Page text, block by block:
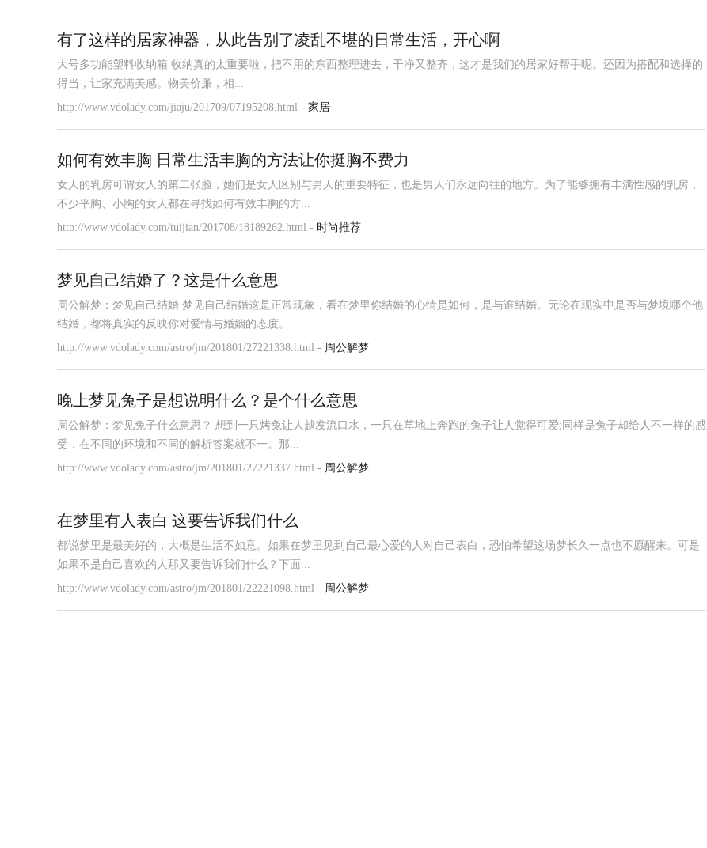
有了这样的居家神器，从此告别了凌乱不堪的日常生活，开心啊
大号多功能塑料收纳箱 收纳真的太重要啦，把不用的东西整理进去，干净又整齐，这才是我们的居家好帮手呢。还因为搭配和选择的
得当，让家充满美感。物美价廉，相...
http://www.vdolady.com/jiaju/201709/07195208.html - 家居
如何有效丰胸 日常生活丰胸的方法让你挺胸不费力
女人的乳房可谓女人的第二张脸，她们是女人区别与男人的重要特征，也是男人们永远向往的地方。为了能够拥有丰满性感的乳房，
不少平胸、小胸的女人都在寻找如何有效丰胸的方...
http://www.vdolady.com/tuijian/201708/18189262.html - 时尚推荐
梦见自己结婚了？这是什么意思
周公解梦：梦见自己结婚 梦见自己结婚这是正常现象，看在梦里你结婚的心情是如何，是与谁结婚。无论在现实中是否与梦境哪个他
结婚，都将真实的反映你对爱情与婚姻的态度。 ...
http://www.vdolady.com/astro/jm/201801/27221338.html - 周公解梦
晚上梦见兔子是想说明什么？是个什么意思
周公解梦：梦见兔子什么意思？ 想到一只烤兔让人越发流口水，一只在草地上奔跑的兔子让人觉得可爱;同样是兔子却给人不一样的感
受，在不同的环境和不同的解析答案就不一。那...
http://www.vdolady.com/astro/jm/201801/27221337.html - 周公解梦
在梦里有人表白 这要告诉我们什么
都说梦里是最美好的，大概是生活不如意。如果在梦里见到自己最心爱的人对自己表白，恐怕希望这场梦长久一点也不愿醒来。可是
如果不是自己喜欢的人那又要告诉我们什么？下面...
http://www.vdolady.com/astro/jm/201801/22221098.html - 周公解梦